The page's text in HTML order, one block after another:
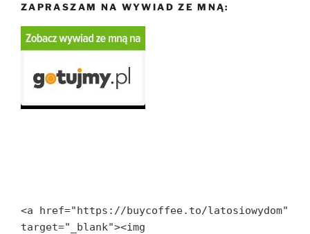
ZAPRASZAM NA WYWIAD ZE MNĄ:
<a href="https://buycoffee.to/latosiowydom"
target="_blank"><img